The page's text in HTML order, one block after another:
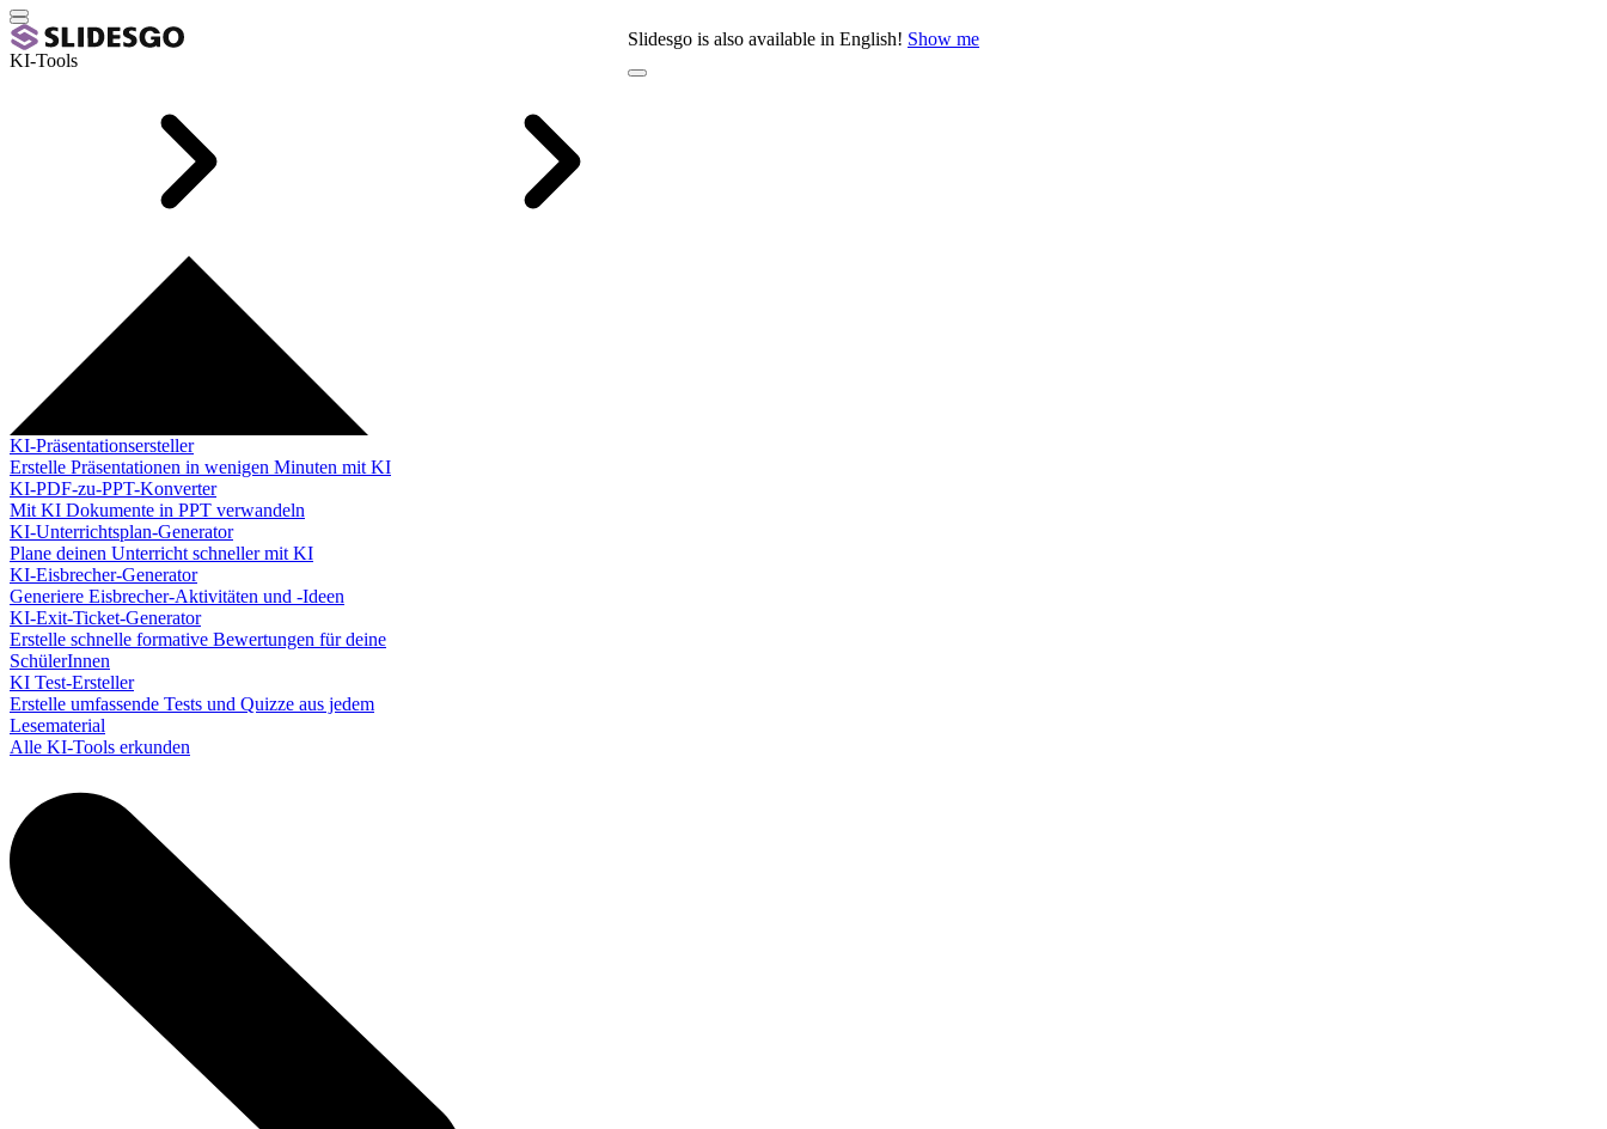
Slidesgo is also available in English! Show me
KI-Tools
KI-Präsentationsersteller
Erstelle Präsentationen in wenigen Minuten mit KI
KI-PDF-zu-PPT-Konverter
Mit KI Dokumente in PPT verwandeln
KI-Unterrichtsplan-Generator
Plane deinen Unterricht schneller mit KI
KI-Eisbrecher-Generator
Generiere Eisbrecher-Aktivitäten und -Ideen
KI-Exit-Ticket-Generator
Erstelle schnelle formative Bewertungen für deine
SchülerInnen
KI Test-Ersteller
Erstelle umfassende Tests und Quizze aus jedem
Lesematerial
Alle KI-Tools erkunden